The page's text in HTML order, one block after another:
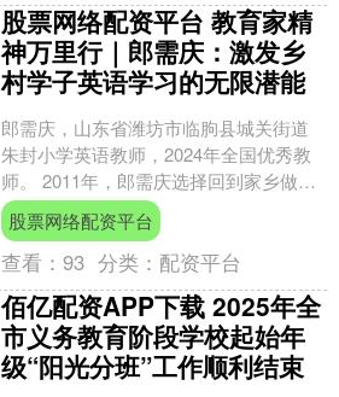
股票网络配资平台 教育家精
神万里行｜郎需庆：激发乡
村学子英语学习的无限潜能
郎需庆，山东省潍坊市临朐县城关街道
朱封小学英语教师，2024年全国优秀教
师。 2011年，郎需庆选择回到家乡做一
名乡村教师，开始了英语教学的探索实
践。为了实现乡....
股票网络配资平台
查看：93 分类： 配资平台
佰亿配资APP下载 2025年全
市义务教育阶段学校起始年
级“阳光分班”工作顺利结束